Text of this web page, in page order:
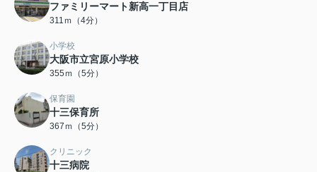
ファミリーマート新高一丁目店
311ｍ（4分）
小学校
大阪市立宮原小学校
355ｍ（5分）
保育園
十三保育所
367ｍ（5分）
クリニック
十三病院